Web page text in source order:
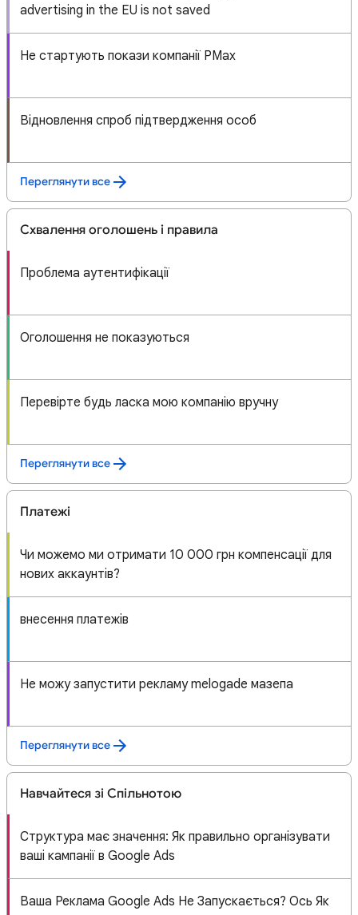
advertising in the EU is not saved
Не стартують покази компанії PMax
Відновлення спроб підтвердження особ
Переглянути все
Схвалення оголошень і правила
Проблема аутентифікації
Оголошення не показуються
Перевірте будь ласка мою компанію вручну
Переглянути все
Платежі
Чи можемо ми отримати 10 000 грн компенсації для
нових аккаунтів?
внесення платежів
Не можу запустити рекламу melogade мазепа
Переглянути все
Навчайтеся зі Спільнотою
Структура має значення: Як правильно організувати
ваші кампанії в Google Ads
Ваша Реклама Google Ads Не Запускається? Ось Як